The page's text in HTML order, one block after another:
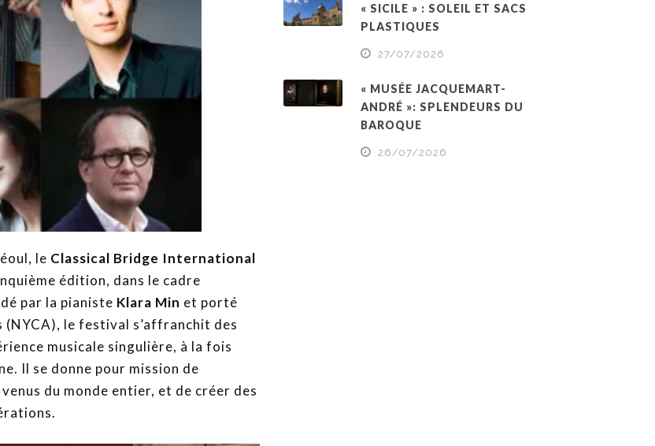
le Classical Bridge International
édition, dans le cadre
par la pianiste Klara Min et porté
le festival s’affranchit des
musicale singulière, à la fois
Il se donne pour mission de
du monde entier, et de créer des
« SICILE » : SOLEIL ET SACS
PLASTIQUES
27/07/2026
« MUSÉE JACQUEMART-
ANDRÉ »: SPLENDEURS DU
BAROQUE
26/07/2026